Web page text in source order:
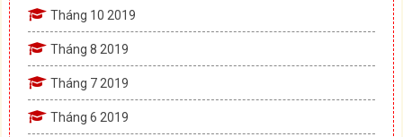
Tháng 10 2019
Tháng 8 2019
Tháng 7 2019
Tháng 6 2019